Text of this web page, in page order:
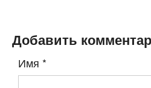
Добавить
Имя *